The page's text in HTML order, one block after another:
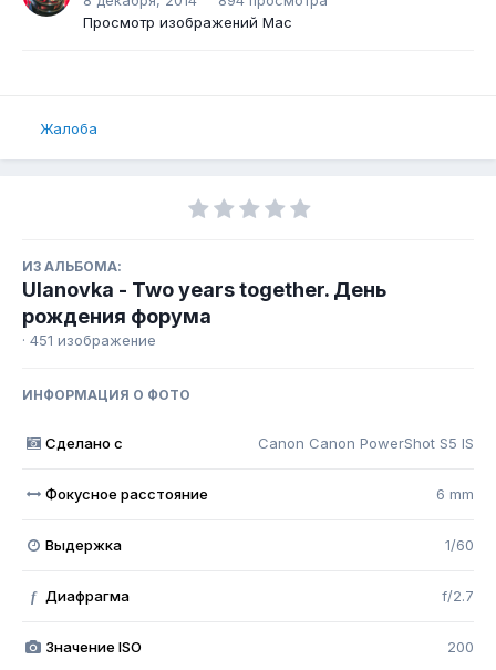
Просмотр изображений Mac
Жалоба
ИЗ АЛЬБОМА:
Ulanovka - Two years together. День
рождения форума
· 451 изображение
ИНФОРМАЦИЯ О ФОТО
Сделано с Canon Canon PowerShot S5 IS
Фокусное расстояние 6 mm
Выдержка 1/60
f Диафрагма f/2.7
Значение ISO 200